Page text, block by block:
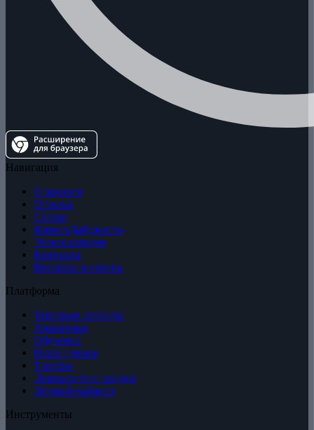
Навигация
О проекте
Отзывы
Статьи
ИнвестДайджесты
Энциклопедия
Контакты
Вопросы и ответы
Платформа
Торговые сигналы
Аналитика
Обучение
Наши сделки
Тарифы
Лояльность и скидки
Личный кабинет
Инструменты